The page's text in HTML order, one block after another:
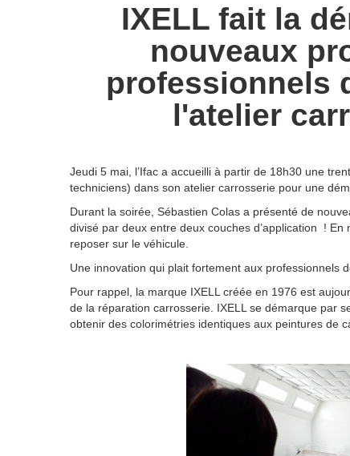
IXELL fait la
nouveaux
professionnels
l'atelier
Jeudi 5 mai, l’Ifac a accueilli à partir de 18h30 une
techniciens) dans son atelier carrosserie pour une
Durant la soirée, Sébastien Colas a présenté de
divisé par deux entre deux couches d’application ! En
reposer sur le véhicule.
Une innovation qui plait fortement aux professionnels
Pour rappel, la marque IXELL créée en 1976 est
de la réparation carrosserie. IXELL se démarque par
obtenir des colorimétries identiques aux peintures de
Les Mercredis de l’apprentissage
personne cherchant de l'information sur
et nos